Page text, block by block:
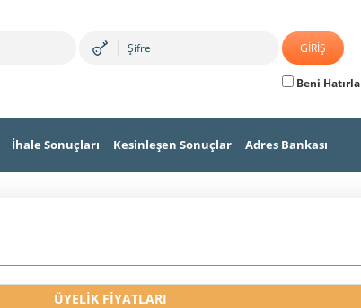
Beni Hatırla
İhale Sonuçları Kesinleşen Sonuçlar Adres Bankası
ÜYELİK FİYATLARI